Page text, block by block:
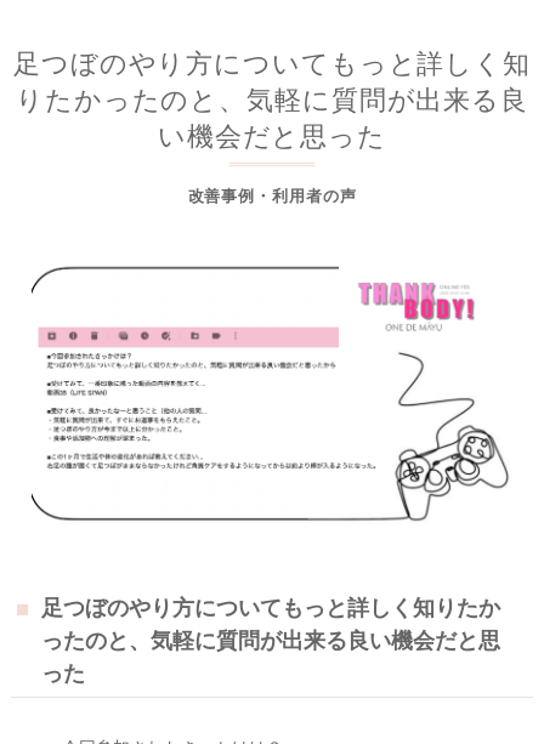
改善事例・利用者の声
足つぼのやり方についてもっと詳しく知
りたかったのと、気軽に質問が出来る良
い機会だと思った
足つぼのやり方についてもっと詳しく知りたか
ったのと、気軽に質問が出来る良い機会だと思
った